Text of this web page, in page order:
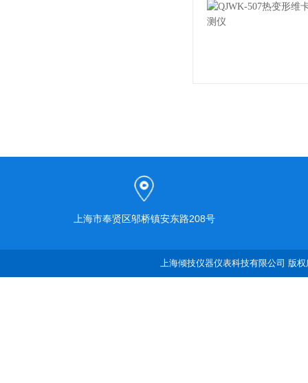
上海市奉贤区邬桥镇安东路208号
上海倾技仪器仪表科技有限公司 版